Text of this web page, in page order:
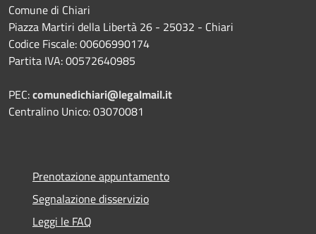
Comune di Chiari
Piazza Martiri della Libertà 26 - 25032 - Chiari
Codice Fiscale: 00606990174
Partita IVA: 00572640985
PEC:comunedichiari@legalmail.it
Centralino Unico: 03070081
Prenotazione appuntamento
Segnalazione disservizio
Leggi le FAQ